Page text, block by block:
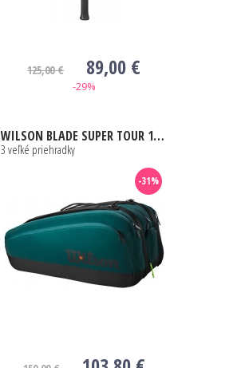
125,00 € 89,00 €
-29%
WILSON BLADE SUPER TOUR 15 PK V9 GREEN
3 veľké priehradky
-31%